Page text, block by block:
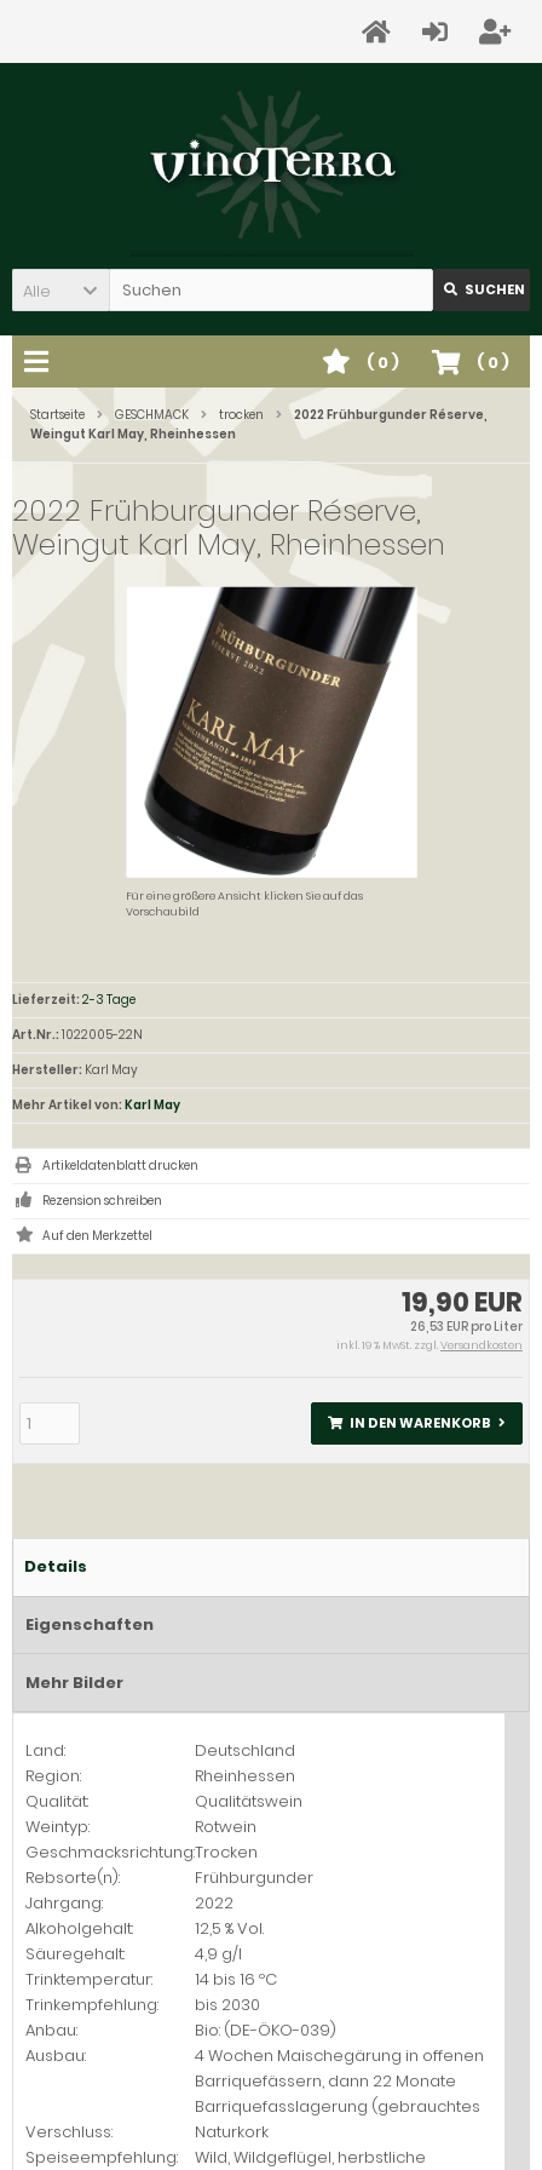
Alle SUCHEN
( 0)
( 0)
Startseite GESCHMACK trocken
2022 Frühburgunder Réserve,
Weingut Karl May, Rheinhessen
2022 Frühburgunder Réserve,
Weingut Karl May, Rheinhessen
Für eine größere Ansicht klicken Sie auf das
Vorschaubild
19,90 EUR
26,53 EUR pro Liter
inkl. 19 % MwSt. zzgl.Versandkosten
IN DEN WARENKORB
Lieferzeit: 2-3 Tage
Art.Nr.: 1022005-22N
Hersteller: Karl May
Mehr Artikel von: Karl May
Artikeldatenblatt drucken
Rezension schreiben
Details
Eigenschaften
Mehr Bilder
Land:
Deutschland
Region:
Rheinhessen
Qualität:
Qualitätswein
Weintyp:
Rotwein
Geschmacksrichtung:Trocken
Rebsorte(n):
Frühburgunder
Jahrgang:
2022
Alkoholgehalt:
12,5 % Vol.
Säuregehalt:
4,9 g/l
Trinktemperatur:
14 bis 16 ºC
Trinkempfehlung:
bis 2030
Anbau:
Bio: (DE-ÖKO-039)
Ausbau:
4 Wochen Maischegärung in offenen
Barriquefässern, dann 22 Monate
Barriquefasslagerung (gebrauchtes
Verschluss:
Naturkork
Speiseempfehlung:
Wild, Wildgeflügel, herbstliche